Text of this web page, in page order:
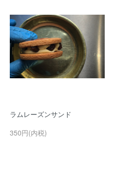
ラムレーズンサンド
350円(内税)